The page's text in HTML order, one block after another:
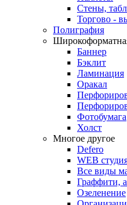
Стены,
Торгово -
Полиграфия
Баннер
Бэклит
Ламинация
Оракал
Фотобумага
Холст
Многое другое
Defero
WEB
Все виды
Граффити,
Озеленение